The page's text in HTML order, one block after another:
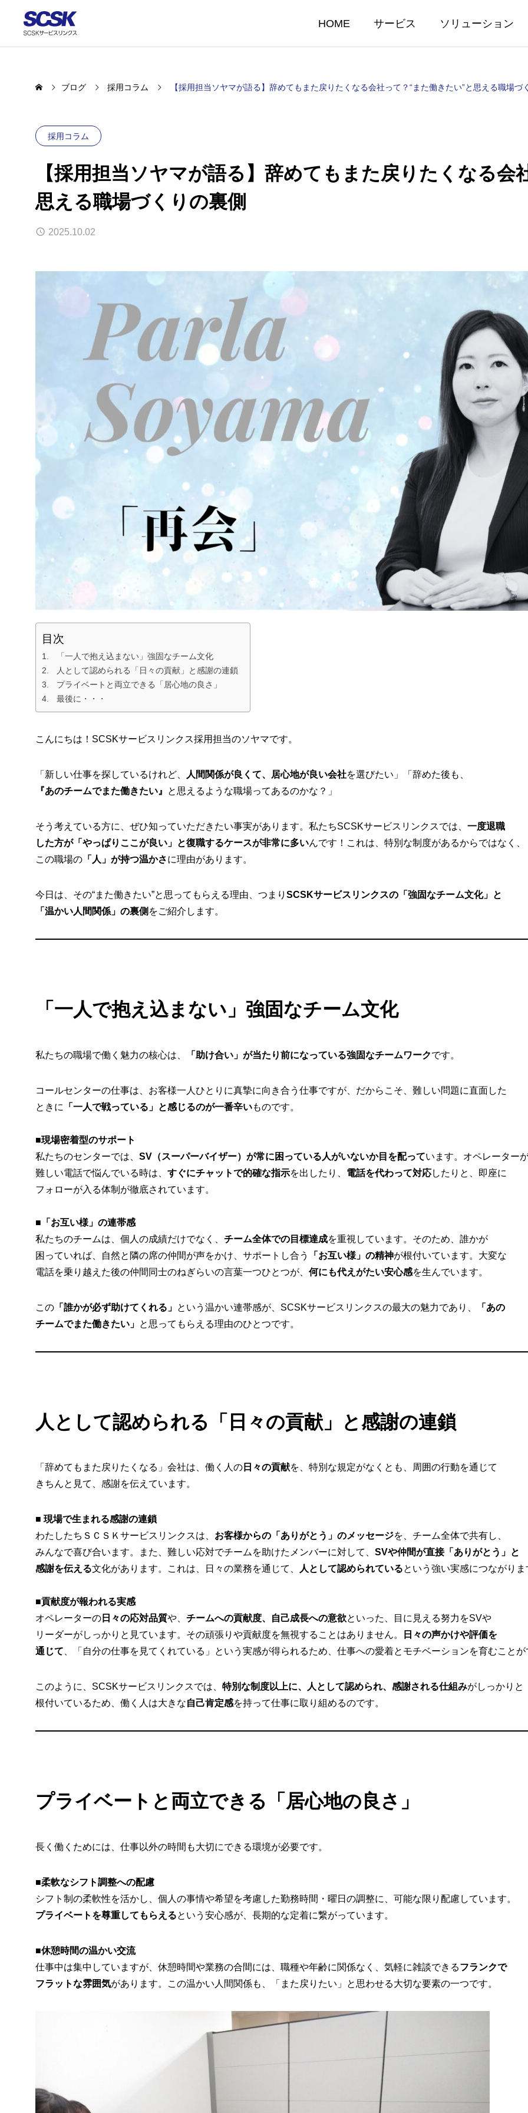
HOME サービス ソリューション
ブログ 採用コラム 【採用担当ソヤマが語る】辞めてもまた戻りたくなる会社って？“また働きたい”と思える職場づ
採用コラム
【採用担当ソヤマが語る】辞めてもまた戻りたくなる会
思える職場づくりの裏側
2025.10.02
目次
「一人で抱え込まない」強固なチーム文化
人として認められる「日々の貢献」と感謝の連鎖
プライベートと両立できる「居心地の良さ」
最後に・・・
こんにちは！SCSKサービスリンクス採用担当のソヤマです。
「新しい仕事を探しているけれど、 人間関係が良くて、居心地が良い会社を選びたい」「辞めた後も、
『あのチームでまた働きたい』
と思えるような職場ってあるのかな？」
そう考えている方に、ぜひ知っていただきたい事実があります。私たちSCSKサービスリンクスでは、 一度退職
した方が「やっぱりここが良い」と復職するケースが非常に多いんです！これは、特別な制度があるからではなく、
この職場の 「人」が持つ温かさに理由があります。
今日は、その“また働きたい”と思ってもらえる理由、つまり SCSKサービスリンクスの「強固なチーム文化」と
「温かい人間関係」の裏側 をご紹介します。
「一人で抱え込まない」強固なチーム文化
私たちの職場で働く魅力の核心は、 「助け合い」が当たり前になっている強固なチームワークです。
コールセンターの仕事は、お客様一人ひとりに真摯に向き合う仕事ですが、だからこそ、難しい問題に直面した
ときに
「一人で戦っている」と感じるのが一番辛いものです。
■現場密着型のサポート
私たちのセンターでは、 SV（スーパーバイザー）が常に困っている人がいないか目を配っています。オペレーター
難しい電話で悩んでいる時は、 すぐにチャットで的確な指示を出したり、 電話を代わって対応したりと、即座に
フォローが入る体制が徹底されています。
■ 「お互い様」の連帯感
私たちのチームは、個人の成績だけでなく、 チーム全体での目標達成を重視しています。そのため、誰かが
困っていれば、自然と隣の席の仲間が声をかけ、サポートし合う
「お互い様」の精神が根付いています。大変な
電話を乗り越えた後の仲間同士のねぎらいの言葉一つひとつが、 何にも代えがたい安心感を生んでいます。
この 「誰かが必ず助けてくれる」 という温かい連帯感が、SCSKサービスリンクスの最大の魅力であり、
「あの
チームでまた働きたい」 と思ってもらえる理由のひとつです。
人として認められる「日々の貢献」と感謝の連鎖
「辞めてもまた戻りたくなる」会社は、働く人の 日々の貢献を、特別な規定がなくとも、周囲の行動を通じて
きちんと見て、感謝を伝えています。
■ 現場で生まれる感謝の連鎖
わたしたちＳＣＳＫサービスリンクスは、 お客様からの「ありがとう」のメッセージを、チーム全体で共有し、
みんなで喜び合います。また、難しい応対でチームを助けたメンバーに対して、 SVや仲間が直接「ありがとう」と
感謝を伝える文化があります。これは、日々の業務を通じて、 人として認められているという強い実感につながりま
■貢献度が報われる実感
オペレーターの 日々の応対品質や、 チームへの貢献度、自己成長への意欲といった、目に見える努力をSVや
リーダーがしっかりと見ています。その頑張りや貢献度を無視することはありません。
日々の声かけや評価を
通じて 、「自分の仕事を見てくれている」という実感が得られるため、仕事への愛着とモチベーションを育むこと
このように、SCSKサービスリンクスでは、 特別な制度以上に、人として認められ、感謝される仕組みがしっかりと
根付いているため、働く人は大きな自己肯定感を持って仕事に取り組めるのです。
プライベートと両立できる「居心地の良さ」
長く働くためには、仕事以外の時間も大切にできる環境が必要です。
■柔軟なシフト調整への配慮
シフト制の柔軟性を活かし、個人の事情や希望を考慮した勤務時間・曜日の調整に、可能な限り配慮しています。
プライベートを尊重してもらえるという安心感が、長期的な定着に繋がっています。
■休憩時間の温かい交流
仕事中は集中していますが、休憩時間や業務の合間には、職種や年齢に関係なく、気軽に雑談できるフランクで
フラットな雰囲気があります。この温かい人間関係も、「また戻りたい」と思わせる大切な要素の一つです。